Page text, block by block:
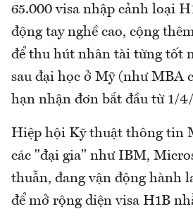
65.000 visa nhập cảnh loại
động tay nghề cao, cộng
để thu hút nhân tài từng tốt
sau đại học ở Mỹ (như MBA
hạn nhận đơn bắt đầu từ 1/
Hiệp hội Kỹ thuật thông tin
các "đại gia" như IBM,
thuẫn, đang vận động hành
để mở rộng diện visa H1B